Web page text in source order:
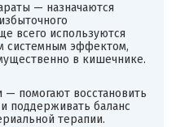
— назначаются
всего используются
системным эффектом,
в кишечнике.
помогают восстановить
поддерживать баланс
терапии.